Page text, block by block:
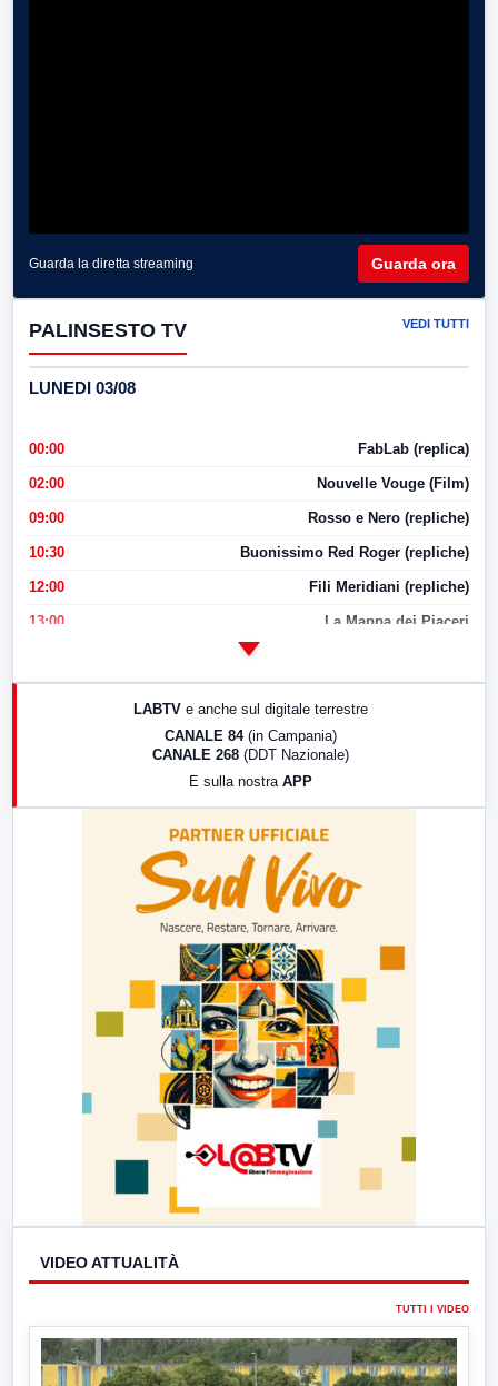
Guarda la diretta streaming Guarda ora
PALINSESTO TV VEDI TUTTI
LUNEDI 03/08
00:00 FabLab (replica)
02:00 Nouvelle Vouge (Film)
09:00 Rosso e Nero (repliche)
10:30 Buonissimo Red Roger (repliche)
12:00 Fili Meridiani (repliche)
13:00 La Mappa dei Piaceri
17:00 LabNews (replica)
LABTV e anche sul digitale terrestre
CANALE 84 (in Campania)
CANALE 268 (DDT Nazionale)
E sulla nostra APP
VIDEO ATTUALITÀ
TUTTI I VIDEO